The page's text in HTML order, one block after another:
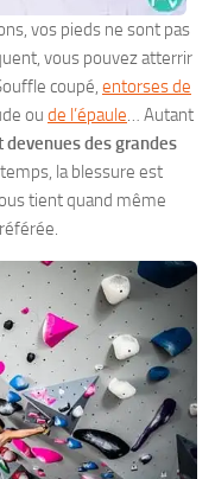
vos pieds ne sont pas
vous pouvez atterrir
coupé, entorses de
ou de l’épaule… Autant
des grandes
la blessure est
tient quand même